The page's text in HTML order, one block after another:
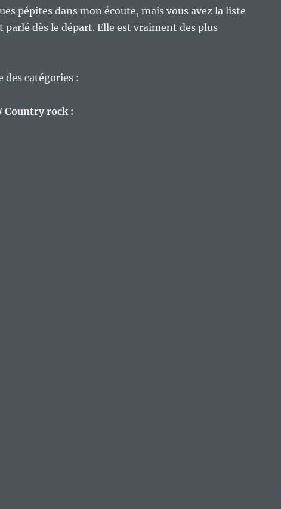
pépites dans mon écoute, mais vous avez la liste
parlé dès le départ. Elle est vraiment des plus
des catégories :
Country rock :
« SxSW édition 2017 : Encore une mine d’or musicale en